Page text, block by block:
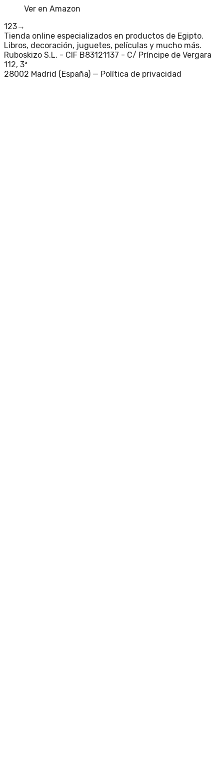
Ver en Amazon
123→
Tienda online especializados en productos de Egipto.
Libros, decoración, juguetes, películas y mucho más.
Ruboskizo S.L. - CIF B83121137 - C/ Príncipe de Vergara
112, 3ª
28002 Madrid (España) — Política de privacidad